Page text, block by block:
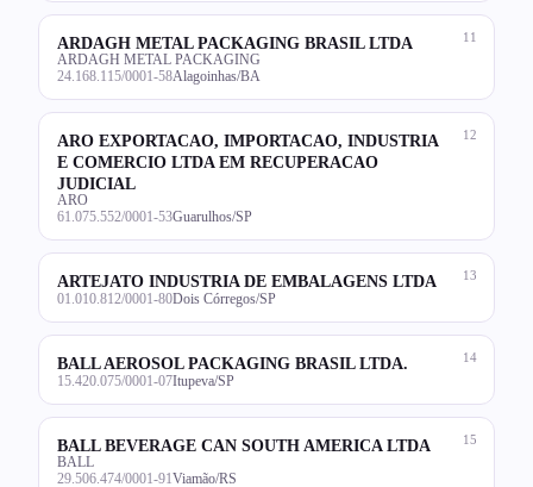
11
ARDAGH METAL PACKAGING BRASIL LTDA
ARDAGH METAL PACKAGING
24.168.115/0001-58Alagoinhas/BA
12
ARO EXPORTACAO, IMPORTACAO, INDUSTRIA
E COMERCIO LTDA EM RECUPERACAO
JUDICIAL
ARO
61.075.552/0001-53Guarulhos/SP
13
ARTEJATO INDUSTRIA DE EMBALAGENS LTDA
01.010.812/0001-80Dois Córregos/SP
14
BALL AEROSOL PACKAGING BRASIL LTDA.
15.420.075/0001-07Itupeva/SP
15
BALL BEVERAGE CAN SOUTH AMERICA LTDA
BALL
29.506.474/0001-91 Viamão/RS